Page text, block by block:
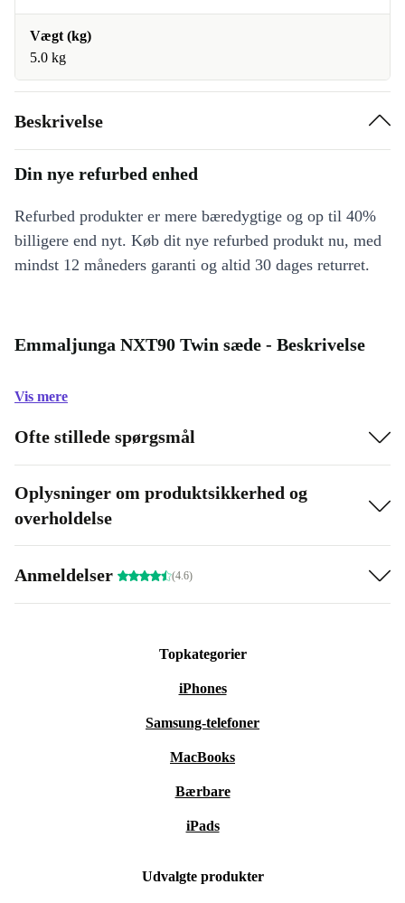
Vægt (kg)
5.0 kg
Beskrivelse
Din nye refurbed enhed
Refurbed produkter er mere bæredygtige og op til 40%
billigere end nyt. Køb dit nye refurbed produkt nu, med
mindst 12 måneders garanti og altid 30 dages returret.
Emmaljunga NXT90 Twin sæde - Beskrivelse
Vis mere
Ofte stillede spørgsmål
Oplysninger om produktsikkerhed og
overholdelse
Anmeldelser (4.6)
Topkategorier
iPhones
Samsung-telefoner
MacBooks
Bærbare
iPads
Udvalgte produkter